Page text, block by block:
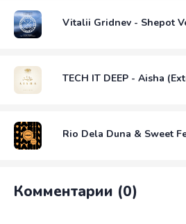
Vitalii Gridnev - Shepot
TECH IT DEEP - Aisha
Rio Dela Duna & Sweet
Комментарии (0)